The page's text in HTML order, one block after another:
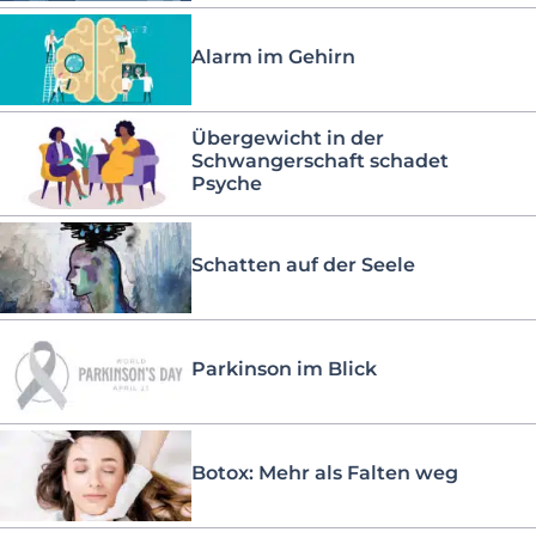
Alarm im Gehirn
Übergewicht in der
Schwangerschaft schadet
Psyche
Schatten auf der Seele
Parkinson im Blick
Botox: Mehr als Falten weg